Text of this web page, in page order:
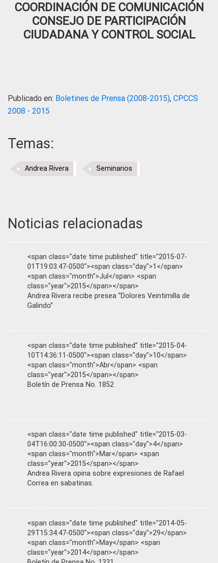
COORDINACIÓN DE COMUNICACIÓN
CONSEJO DE PARTICIPACIÓN
CIUDADANA Y CONTROL SOCIAL
Publicado en: Boletines de Prensa (2008-2015), CPCCS
2008 - 2015
Temas:
Andrea Rivera Seminarios
Noticias relacionadas
<span class="date time published" title="2015-07-
01T19:03:47-0500"><span class="day">1</span>
<span class="month">Jul</span> <span
class="year">2015</span></span>
Andrea Rivera recibe presea “Dolores Veintimilla de
Galindo”
<span class="date time published" title="2015-04-
10T14:36:11-0500"><span class="day">10</span>
<span class="month">Abr</span> <span
class="year">2015</span></span>
Boletín de Prensa No. 1852
<span class="date time published" title="2015-03-
04T16:00:30-0500"><span class="day">4</span>
<span class="month">Mar</span> <span
class="year">2015</span></span>
Andrea Rivera opina sobre expresiones de Rafael
Correa en sabatinas.
<span class="date time published" title="2014-05-
29T15:34:47-0500"><span class="day">29</span>
<span class="month">May</span> <span
class="year">2014</span></span>